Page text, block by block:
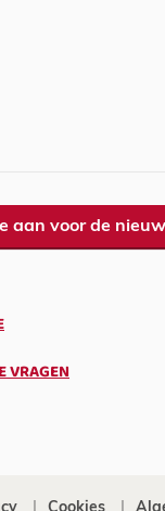
aan voor de
VRAGEN